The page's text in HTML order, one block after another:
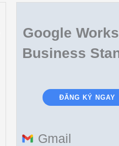
Google
Business
ĐĂNG KÝ NGAY
Gmail